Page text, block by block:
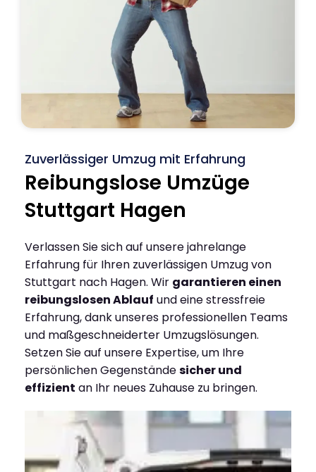
Zuverlässiger Umzug mit Erfahrung
Reibungslose Umzüge
Stuttgart Hagen
Verlassen Sie sich auf unsere jahrelange
Erfahrung für Ihren zuverlässigen Umzug von
Stuttgart nach Hagen. Wir garantieren einen
reibungslosen Ablauf und eine stressfreie
Erfahrung, dank unseres professionellen Teams
und maßgeschneiderter Umzugslösungen.
Setzen Sie auf unsere Expertise, um Ihre
persönlichen Gegenständesicher und
effizient an Ihr neues Zuhause zu bringen.